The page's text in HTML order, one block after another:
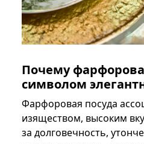
Почему
символом
Фарфоровая посуда
изяществом, высоким
за долговечность,